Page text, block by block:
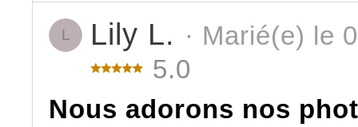
L Lily L. · Marié(e) le
5.0
Nous adorons nos